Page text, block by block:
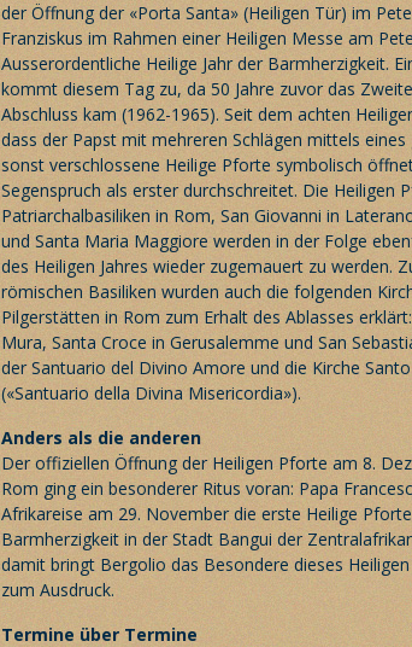
der Öffnung der «Porta Santa» (Heiligen Tür) im
Franziskus im Rahmen einer Heiligen Messe am
Ausserordentliche Heilige Jahr der Barmherzigkeit.
kommt diesem Tag zu, da 50 Jahre zuvor das
Abschluss kam (1962-1965). Seit dem achten
dass der Papst mit mehreren Schlägen mittels
sonst verschlossene Heilige Pforte symbolisch
Segenspruch als erster durchschreitet. Die Heiligen
Patriarchalbasiliken in Rom, San Giovanni in
und Santa Maria Maggiore werden in der Folge
des Heiligen Jahres wieder zugemauert zu werden.
römischen Basiliken wurden auch die folgenden
Pilgerstätten in Rom zum Erhalt des Ablasses
Mura, Santa Croce in Gerusalemme und San
der Santuario del Divino Amore und die Kirche
(«Santuario della Divina Misericordia»).
Anders als die anderen
Der offiziellen Öffnung der Heiligen Pforte am 8.
Rom ging ein besonderer Ritus voran: Papa
Afrikareise am 29. November die erste Heilige
Barmherzigkeit in der Stadt Bangui der
damit bringt Bergolio das Besondere dieses
zum Ausdruck.
Termine über Termine